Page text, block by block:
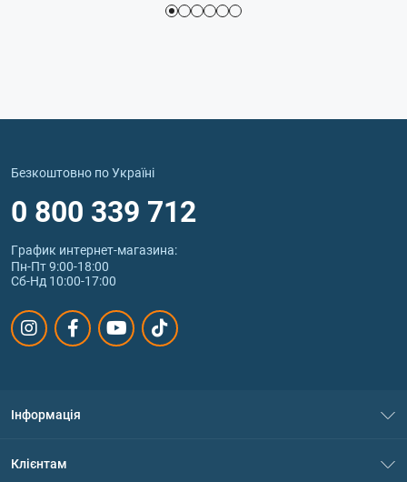
Безкоштовно по Україні
0 800 339 712
График интернет‑магазина:
Пн-Пт 9:00-18:00
Сб-Нд 10:00-17:00
Інформація
Клієнтам